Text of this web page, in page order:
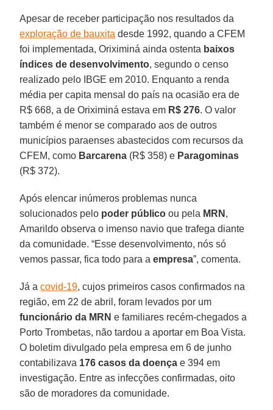
Apesar de receber participação nos resultados da
exploração de bauxita desde 1992, quando a CFEM
foi implementada, Oriximiná ainda ostenta baixos
índices de desenvolvimento, segundo o censo
realizado pelo IBGE em 2010. Enquanto a renda
média per capita mensal do país na ocasião era de
R$ 668, a de Oriximiná estava em R$ 276. O valor
também é menor se comparado aos de outros
municípios paraenses abastecidos com recursos da
CFEM, como Barcarena (R$ 358) e Paragominas
(R$ 372).
Após elencar inúmeros problemas nunca
solucionados pelo poder público ou pela MRN ,
Amarildo observa o imenso navio que trafega diante
da comunidade. “Esse desenvolvimento, nós só
vemos passar, fica todo para aempresa”, comenta.
Já acovid-19, cujos primeiros casos confirmados na
região, em 22 de abril, foram levados por um
funcionário da MRN e familiares recém-chegados a
Porto Trombetas, não tardou a aportar em Boa Vista.
O boletim divulgado pela empresa em 6 de junho
contabilizava 176 casos da doença e 394 em
investigação. Entre as infecções confirmadas, oito
são de moradores da comunidade.